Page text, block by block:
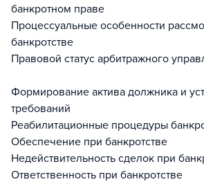
банкротном праве
Процессуальные особенности
банкротстве
Правовой статус арбитражного
Формирование актива должника и
требований
Реабилитационные процедуры
Обеспечение при банкротстве
Недействительность сделок при
Ответственность при банкротстве